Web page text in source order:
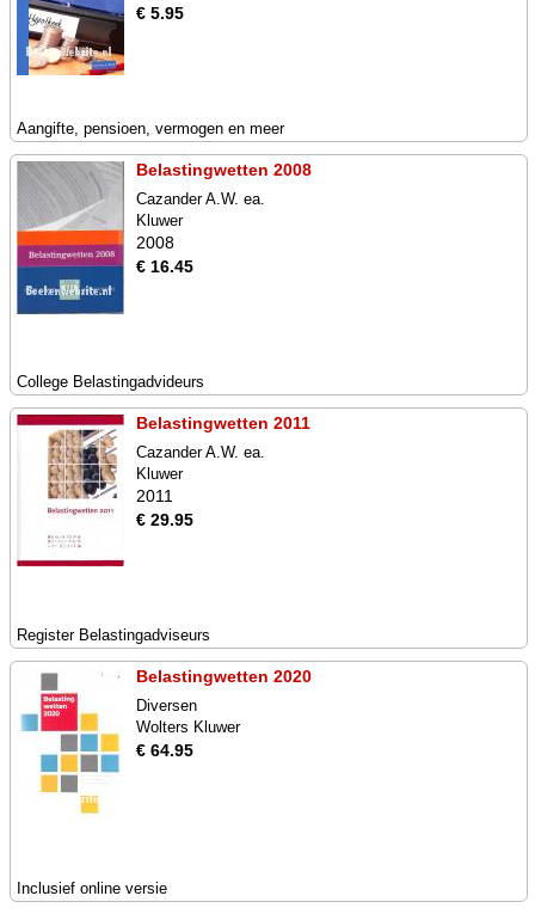
€ 5.95
Aangifte, pensioen, vermogen en meer
Belastingwetten 2008
Cazander A.W. ea.
Kluwer
2008
€ 16.45
College Belastingadvideurs
Belastingwetten 2011
Cazander A.W. ea.
Kluwer
2011
€ 29.95
Register Belastingadviseurs
Belastingwetten 2020
Diversen
Wolters Kluwer
€ 64.95
Inclusief online versie